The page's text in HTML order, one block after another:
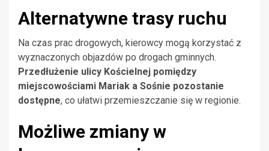
Alternatywne trasy ruchu
Na czas prac drogowych, kierowcy mogą korzystać z
wyznaczonych objazdów po drogach gminnych.
Przedłużenie ulicy Kościelnej pomiędzy
miejscowościami Mariak a Sośnie pozostanie
dostępne, co ułatwi przemieszczanie się w regionie.
Możliwe zmiany w